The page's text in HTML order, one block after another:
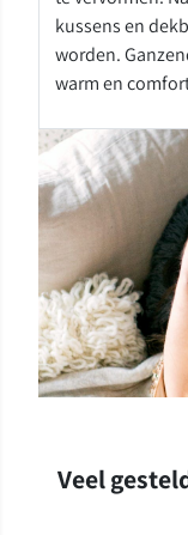
kussens en
worden.
warm en
Veel